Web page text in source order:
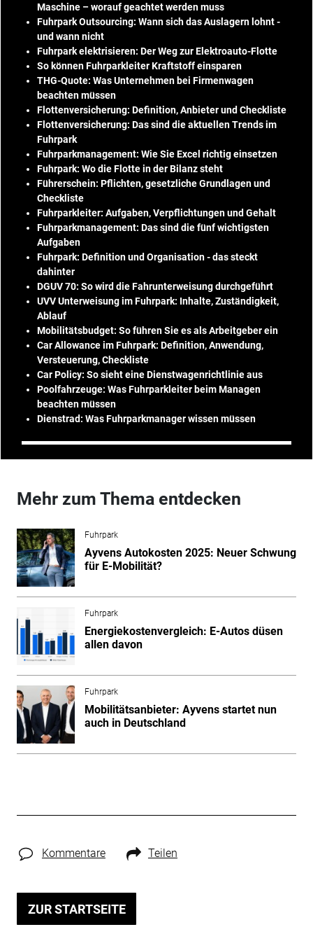
Maschine – worauf geachtet werden muss
Fuhrpark Outsourcing: Wann sich das Auslagern lohnt -
und wann nicht
Fuhrpark elektrisieren: Der Weg zur Elektroauto-Flotte
So können Fuhrparkleiter Kraftstoff einsparen
THG-Quote: Was Unternehmen bei Firmenwagen
beachten müssen
Flottenversicherung: Definition, Anbieter und Checkliste
Flottenversicherung: Das sind die aktuellen Trends im
Fuhrpark
Fuhrparkmanagement: Wie Sie Excel richtig einsetzen
Fuhrpark: Wo die Flotte in der Bilanz steht
Führerschein: Pflichten, gesetzliche Grundlagen und
Checkliste
Fuhrparkleiter: Aufgaben, Verpflichtungen und Gehalt
Fuhrparkmanagement: Das sind die fünf wichtigsten
Aufgaben
Fuhrpark: Definition und Organisation - das steckt
dahinter
DGUV 70: So wird die Fahrunterweisung durchgeführt
UVV Unterweisung im Fuhrpark: Inhalte, Zuständigkeit,
Ablauf
Mobilitätsbudget: So führen Sie es als Arbeitgeber ein
Car Allowance im Fuhrpark: Definition, Anwendung,
Versteuerung, Checkliste
Car Policy: So sieht eine Dienstwagenrichtlinie aus
Poolfahrzeuge: Was Fuhrparkleiter beim Managen
beachten müssen
Dienstrad: Was Fuhrparkmanager wissen müssen
Mehr zum Thema entdecken
Fuhrpark
Ayvens Autokosten 2025: Neuer Schwung
für E-Mobilität?
Fuhrpark
Energiekostenvergleich: E-Autos düsen
allen davon
Fuhrpark
Mobilitätsanbieter: Ayvens startet nun
auch in Deutschland
Kommentare Teilen
ZUR STARTSEITE